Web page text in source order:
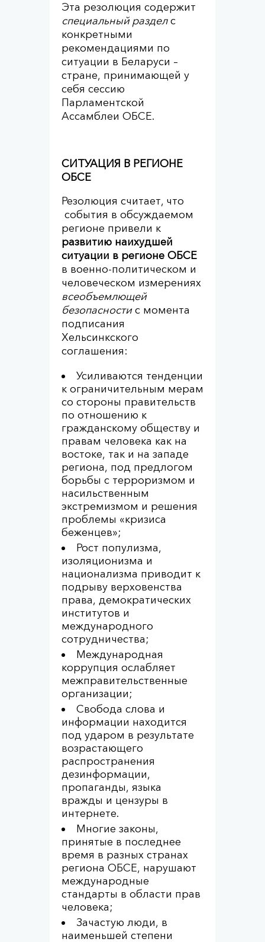
Эта резолюция содержит
специальный разделс
конкретными
рекомендациями по
ситуации в Беларуси –
стране, принимающей у
себя сессию
Парламентской
Ассамблеи ОБСЕ.
СИТУАЦИЯ В РЕГИОНЕ
ОБСЕ
Резолюция считает, что
события в обсуждаемом
регионе привели к
развитию наихудшей
ситуации в регионе ОБСЕ
в военно-политическом и
человеческом измерениях
всеобъемлющей
безопасностис момента
подписания
Хельсинкского
соглашения:
Усиливаются тенденции
к ограничительным мерам
со стороны правительств
по отношению к
гражданскому обществу и
правам человека как на
востоке, так и на западе
региона, под предлогом
борьбы с терроризмом и
насильственным
экстремизмом и решения
проблемы «кризиса
беженцев»;
Рост популизма,
изоляционизма и
национализма приводит к
подрыву верховенства
права, демократических
институтов и
международного
сотрудничества;
Международная
коррупция ослабляет
межправительственные
организации;
Свобода слова и
информации находится
под ударом в результате
возрастающего
распространения
дезинформации,
пропаганды, языка
вражды и цензуры в
интернете.
Многие законы,
принятые в последнее
время в разных странах
региона ОБСЕ, нарушают
международные
стандарты в области прав
человека;
Зачастую люди, в
наименьшей степени